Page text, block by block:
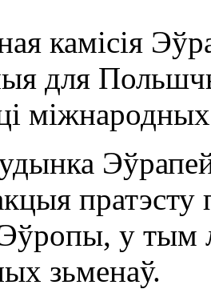
камісія
для
пратэсту
у тым
зьменаў.